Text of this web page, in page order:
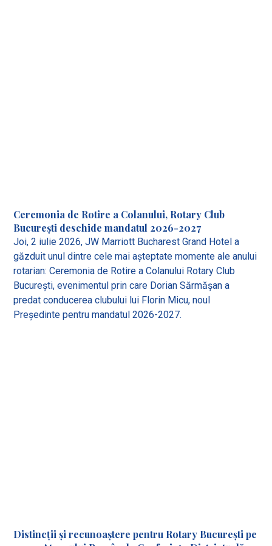
Ceremonia de Rotire a Colanului, Rotary Club
București deschide mandatul 2026-2027
Joi, 2 iulie 2026, JW Marriott Bucharest Grand Hotel a
găzduit unul dintre cele mai așteptate momente ale anului
rotarian: Ceremonia de Rotire a Colanului Rotary Club
București, evenimentul prin care Dorian Sărmășan a
predat conducerea clubului lui Florin Micu, noul
Președinte pentru mandatul 2026-2027.
Distincții și recunoaștere pentru Rotary București pe